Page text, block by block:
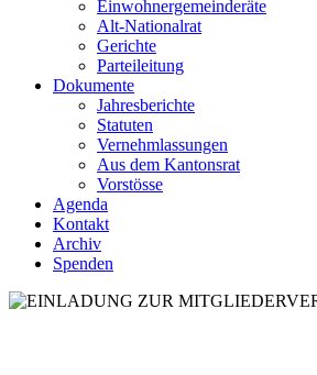
Einwohnergemeinderäte
Alt-Nationalrat
Gerichte
Parteileitung
Dokumente
Jahresberichte
Statuten
Vernehmlassungen
Aus dem Kantonsrat
Vorstösse
Agenda
Kontakt
Archiv
Spenden